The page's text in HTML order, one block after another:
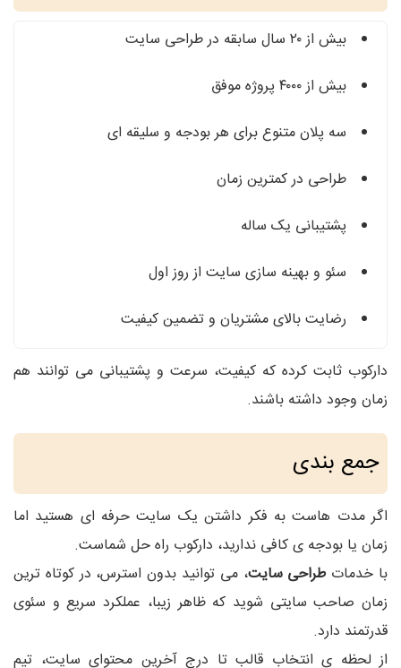
بیش از ۲۰ سال سابقه در طراحی سایت
بیش از ۴۰۰۰ پروژه موفق
سه پلان متنوع برای هر بودجه و سلیقه ای
طراحی در کمترین زمان
پشتیبانی یک‌ ساله
سئو و بهینه‌ سازی سایت از روز اول
رضایت بالای مشتریان و تضمین کیفیت
دارکوب ثابت کرده که کیفیت، سرعت و پشتیبانی می‌ توانند هم‌
زمان وجود داشته باشند.
جمع‌ بندی
اگر مدت‌ هاست به فکر داشتن یک سایت حرفه‌ ای هستید اما
زمان یا بودجه‌ ی کافی ندارید، دارکوب راه‌ حل شماست.
با خدماتطراحی سایت، می‌ توانید بدون استرس، در کوتاه‌ ترین
زمان صاحب سایتی شوید که ظاهر زیبا، عملکرد سریع و سئوی
قدرتمند دارد.
از لحظه‌ ی انتخاب قالب تا درج آخرین محتوای سایت، تیم